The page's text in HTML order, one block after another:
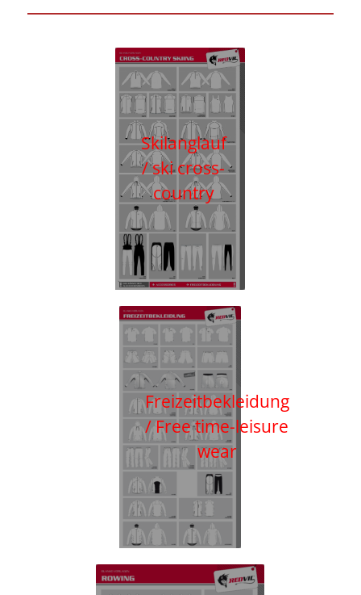
Skilanglauf
/ ski cross-
country
Freizeitbekleidung
/ Free time-leisure
wear